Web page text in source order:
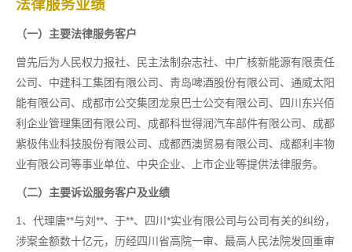
法律服务业绩
（一）主要法律服务客户
曾先后为人民权力报社、民主法制杂志社、中广核新能源有限责任
公司、中建科工集团有限公司、靑岛啤酒股份有限公司、通威太阳
能有限公司、成都市公交集团龙泉巴士公交有限公司、四川东兴佰
利企业管理集团有限公司、成都科世得润汽车部件有限公司、成都
紫极伟业科技股份有限公司、成都西澳贸易有限公司、成都利丰物
业有限公司等事业单位、中央企业、上市企业等提供法律服务。
（二）主要诉讼服务客户及业绩
1、代理唐**与刘**、于**、四川*实业有限公司与公司有关的纠纷，
涉案金额数十亿元，历经四川省高院一审、最高人民法院发回重审